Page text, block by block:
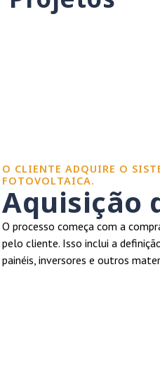
O CLIENTE ADQUIRE O
FOTOVOLTAICA.
Aquisição
O processo começa com a
pelo cliente. Isso inclui a
painéis, inversores e outros